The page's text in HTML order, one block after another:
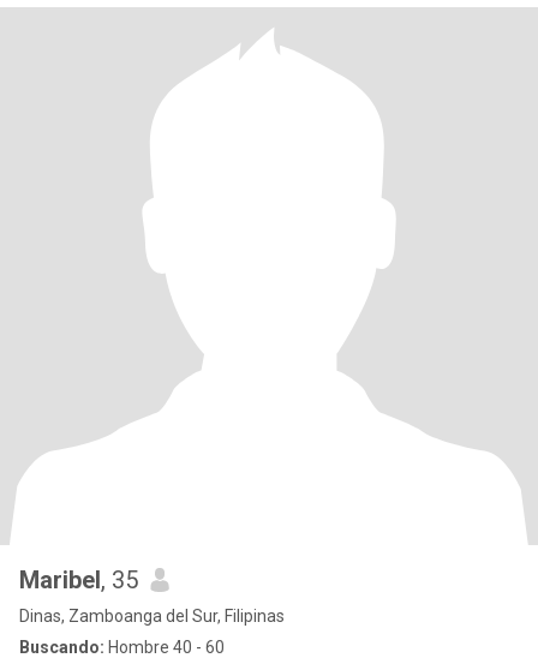
Maribel, 35
Dinas, Zamboanga del Sur, Filipinas
Buscando: Hombre 40 - 60